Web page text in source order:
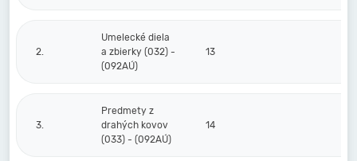
2.
Umelecké diela
a zbierky (032) -
(092AÚ)
13
3.
Predmety z
drahých kovov
(033) - (092AÚ)
14